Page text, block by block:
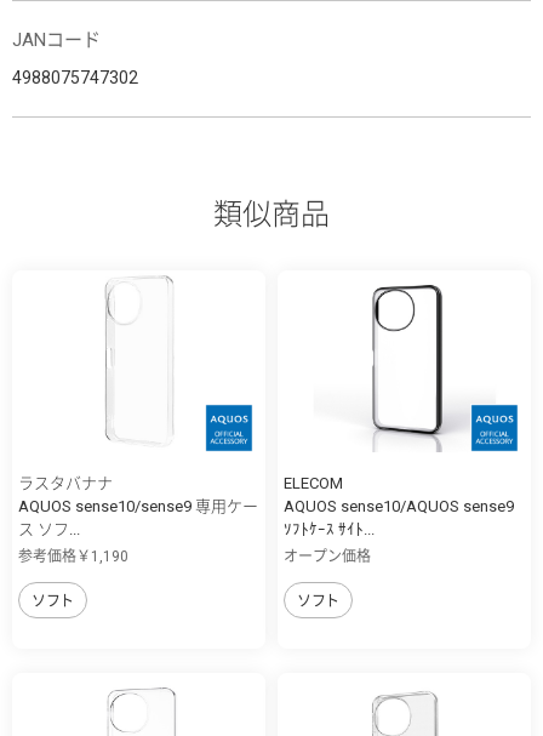
JANコード
4988075747302
類似商品
ラスタバナナ
AQUOS sense10/sense9 専用ケー
ス ソフ...
参考価格￥1,190
ソフト
ELECOM
AQUOS sense10/AQUOS sense9
ｿﾌﾄｹｰｽ ｻｲﾄ...
オープン価格
ソフト